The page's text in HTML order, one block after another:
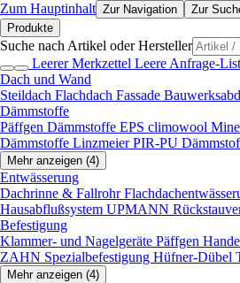
Zum Hauptinhalt Zur Navigation Zur
Produkte
Suche nach Artikel oder Hersteller
Leerer Merkzettel Leere Anfrage-
Dach und Wand
Steildach Flachdach Fassade
Dämmstoffe
Päffgen Dämmstoffe EPS climowool
Dämmstoffe Linzmeier PIR-PU
Mehr anzeigen (4)
Entwässerung
Dachrinne & Fallrohr
Hausabflußsystem UPMANN
Befestigung
Klammer- und Nagelgeräte Päffgen
ZAHN Spezialbefestigung Hüfner-Dübel
Mehr anzeigen (4)